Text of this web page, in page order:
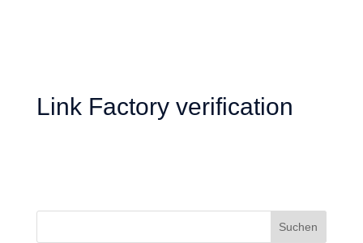
Link Factory verification
Suchen